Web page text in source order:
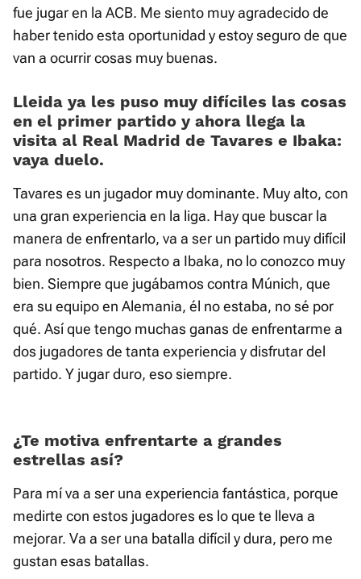
fue jugar en la ACB. Me siento muy agradecido de
haber tenido esta oportunidad y estoy seguro de que
van a ocurrir cosas muy buenas.
Lleida ya les puso muy difíciles las cosas
en el primer partido y ahora llega la
visita al Real Madrid de Tavares e Ibaka:
vaya duelo.
Tavares es un jugador muy dominante. Muy alto, con
una gran experiencia en la liga. Hay que buscar la
manera de enfrentarlo, va a ser un partido muy difícil
para nosotros. Respecto a Ibaka, no lo conozco muy
bien. Siempre que jugábamos contra Múnich, que
era su equipo en Alemania, él no estaba, no sé por
qué. Así que tengo muchas ganas de enfrentarme a
dos jugadores de tanta experiencia y disfrutar del
partido. Y jugar duro, eso siempre.
¿Te motiva enfrentarte a grandes
estrellas así?
Para mí va a ser una experiencia fantástica, porque
medirte con estos jugadores es lo que te lleva a
mejorar. Va a ser una batalla difícil y dura, pero me
gustan esas batallas.